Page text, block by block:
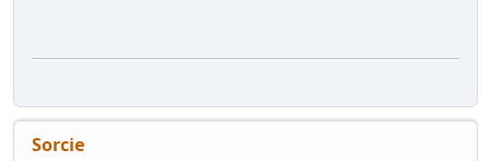
Sorcie